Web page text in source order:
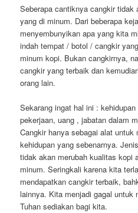
Seberapa cantiknya cangkir tidak
yang di minum. Dari beberapa
menyembunyikan apa yang kita
indah tempat / botol / cangkir
minum kopi. Bukan cangkirnya,
cangkir yang terbaik dan
orang lain.
Sekarang ingat hal ini :
pekerjaan, uang , jabatan dalam
Cangkir hanya sebagai alat untuk
kehidupan yang sebenarnya.
tidak akan merubah kualitas kopi
minum. Seringkali karena kita
mendapatkan cangkir terbaik,
lainnya. Kita menjadi gagal untuk
Tuhan sediakan bagi kita.